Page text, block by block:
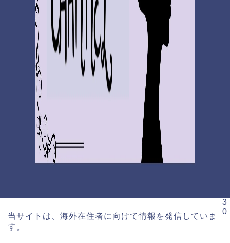
当サイトは、海外在住者に向けて情報を発信していま
す。
3
0